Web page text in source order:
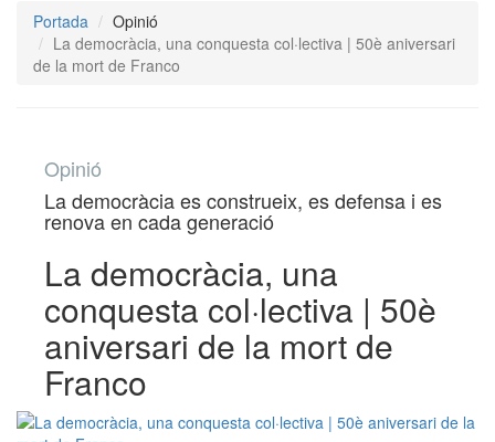
Portada
Opinió
La democràcia, una conquesta col·lectiva | 50è aniversari
de la mort de Franco
Opinió
La democràcia es construeix, es defensa i es
renova en cada generació
La democràcia, una
conquesta col·lectiva | 50è
aniversari de la mort de
Franco